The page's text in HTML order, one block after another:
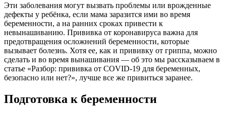
Эти заболевания могут вызвать проблемы или врожденные
дефекты у ребёнка, если мама заразится ими во время
беременности, а на ранних сроках привести к
невынашиванию. Прививка от коронавируса важна для
предотвращения осложнений беременности, которые
вызывает болезнь. Хотя ее, как и прививку от гриппа, можно
сделать и во время вынашивания — об это мы рассказываем в
статье «Разбор: прививка от COVID-19 для беременных,
безопасно или нет?», лучше все же привиться заранее.
Подготовка к беременности